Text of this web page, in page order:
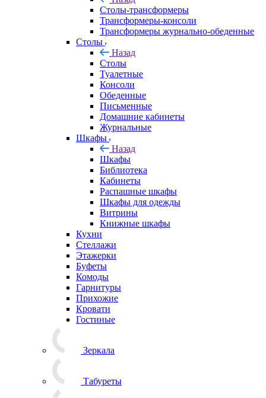
Столы-трансформеры
Трансформеры-консоли
Трансформеры журнально-обеденные
Столы
Назад
Столы
Туалетные
Консоли
Обеденные
Письменные
Домашние кабинеты
Журнальные
Шкафы
Назад
Шкафы
Библиотека
Кабинеты
Распашные шкафы
Шкафы для одежды
Витрины
Книжные шкафы
Кухни
Стеллажи
Этажерки
Буфеты
Комоды
Гарнитуры
Прихожие
Кровати
Гостиные
Зеркала
Табуреты